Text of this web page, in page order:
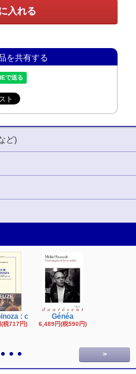
を共有する
ど)
: c
税717円)
Généa
6,489円(税590円)
>